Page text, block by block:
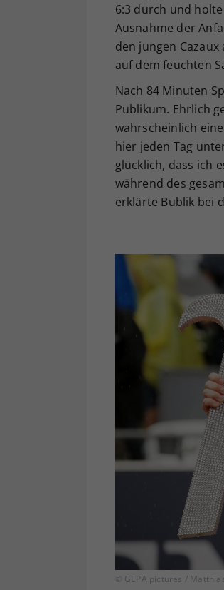
6:3 durch und
Ausnahme der
den jungen
auf dem feuchten
Nach 84 Minuten
Publikum. Ehrlich
wahrscheinlich
hier jeden Tag
glücklich, dass ich
während des
erklärte Bublik bei
© GEPA pictures /